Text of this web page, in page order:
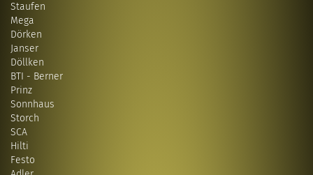
Staufen
Mega
Dörken
Janser
Döllken
BTI - Berner
Prinz
Sonnhaus
Storch
SCA
Hilti
Festo